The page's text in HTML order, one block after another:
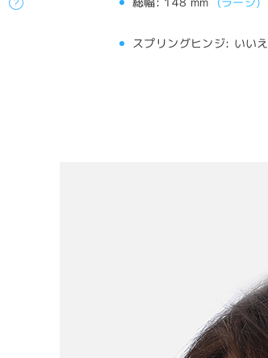
スプリングヒンジ: いいえ